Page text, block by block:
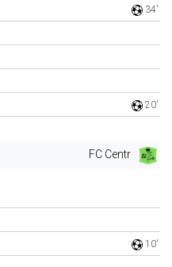
34'
20'
FC Centr
10'